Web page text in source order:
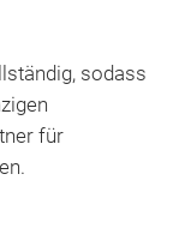
sodass
für